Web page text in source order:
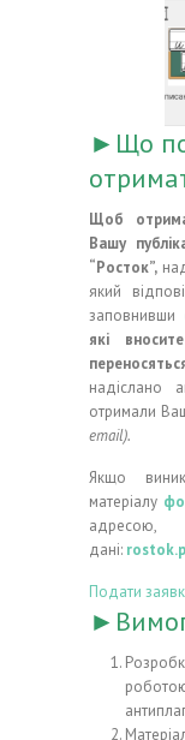
►Що
Щоб
Вашу
“Росток”,
який
заповнивши
які
надіслано
отримали
email).
Якщо
матеріалу
дані:
Подати